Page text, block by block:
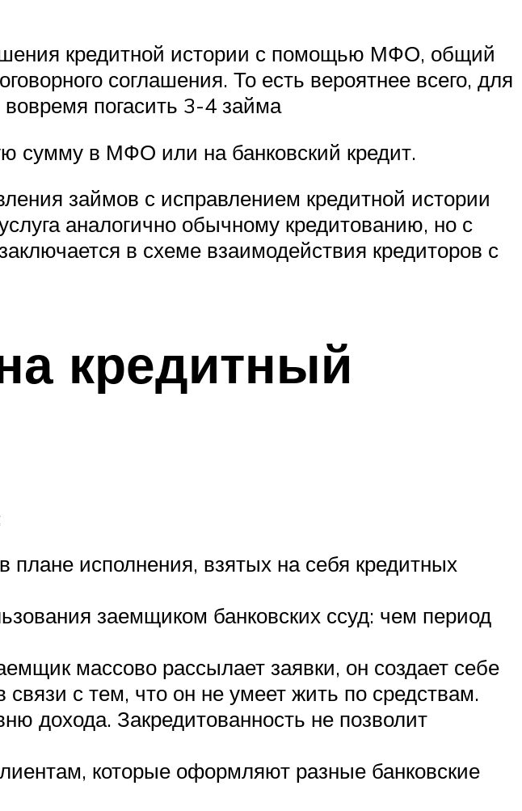
кредитной истории с помощью МФО, общий
соглашения. То есть вероятнее всего, для
погасить 3-4 займа
сумму в МФО или на банковский кредит.
займов с исправлением кредитной истории
аналогично обычному кредитованию, но с
в схеме взаимодействия кредиторов с
кредитный
исполнения, взятых на себя кредитных
заемщиком банковских ссуд: чем период
массово рассылает заявки, он создает себе
с тем, что он не умеет жить по средствам.
дохода. Закредитованность не позволит
которые оформляют разные банковские